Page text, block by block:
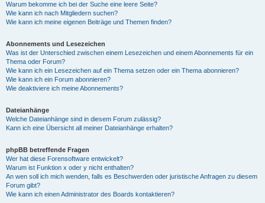
Warum bekomme ich bei der Suche eine leere Seite?
Wie kann ich nach Mitgliedern suchen?
Wie kann ich meine eigenen Beiträge und Themen finden?
Abonnements und Lesezeichen
Was ist der Unterschied zwischen einem Lesezeichen und einem Abonnements für ein
Thema oder Forum?
Wie kann ich ein Lesezeichen auf ein Thema setzen oder ein Thema abonnieren?
Wie kann ich ein Forum abonnieren?
Wie deaktiviere ich meine Abonnements?
Dateianhänge
Welche Dateianhänge sind in diesem Forum zulässig?
Kann ich eine Übersicht all meiner Dateianhänge erhalten?
phpBB betreffende Fragen
Wer hat diese Forensoftware entwickelt?
Warum ist Funktion x oder y nicht enthalten?
An wen soll ich mich wenden, falls es Beschwerden oder juristische Anfragen zu diesem
Forum gibt?
Wie kann ich einen Administrator des Boards kontaktieren?